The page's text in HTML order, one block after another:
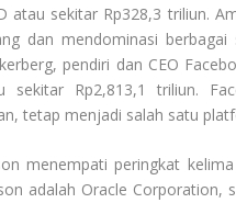
atau sekitar Rp328,3 triliun.
dan mendominasi
pendiri dan CEO
sekitar Rp2,813,1 triliun.
tetap menjadi salah satu
menempati peringkat
adalah Oracle Corporation,